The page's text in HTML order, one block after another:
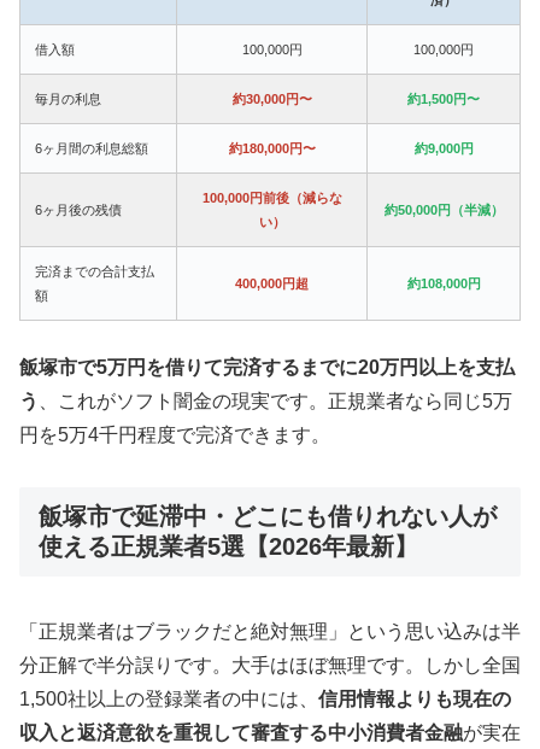
借入額 100,000円 100,000円
毎月の利息 約30,000円〜 約1,500円〜
6ヶ月間の利息総額 約180,000円〜 約9,000円
6ヶ月後の残債
100,000円前後（減らな
い）
約50,000円（半減）
完済までの合計支払
額
400,000円超 約108,000円
飯塚市で5万円を借りて完済するまでに20万円以上を支払
う
、これがソフト闇金の現実です。正規業者なら同じ5万
円を5万4千円程度で完済できます。
飯塚市で延滞中・どこにも借りれない人が
使える正規業者5選【2026年最新】
「正規業者はブラックだと絶対無理」という思い込みは半
分正解で半分誤りです。大手はほぼ無理です。しかし全国
1,500社以上の登録業者の中には、 信用情報よりも現在の
収入と返済意欲を重視して審査する中小消費者金融が実在